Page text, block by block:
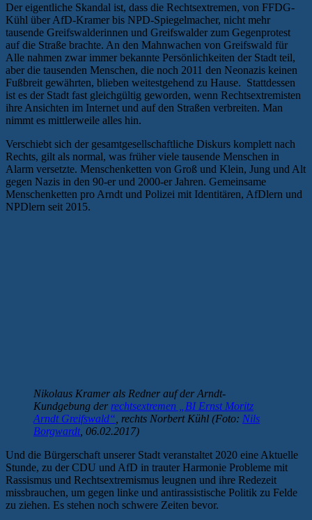
Der eigentliche Skandal ist, dass die Rechtsextremen, von FFDG-
Kühl über AfD-Kramer bis NPD-Spiegelmacher, nicht mehr
tausende Greifswalderinnen und Greifswalder zum Gegenprotest
auf die Straße brachte. An den Mahnwachen von Greifswald für
Alle nahmen zwar immer bekannte Persönlichkeiten der Stadt teil,
aber die tausenden Menschen, die noch 2011 den Neonazis keinen
Fußbreit gewährten, blieben weitestgehend zu Hause. Stattdessen
ist es der Stadt fast gleichgültig geworden, wenn Rechtsextremisten
ihre Ansichten im Internet und auf den Straßen verbreiten. Man
nimmt es mittlerweile alles hin.
Verschiebt sich der gesamtgesellschaftliche Diskurs komplett nach
Rechts, gilt als normal, was früher viele tausende Menschen in
Alarm versetzte. Menschenketten von Groß und Klein, Jung und Alt
gegen Nazis in den 90-er und 2000-er Jahren. Gemeinsame
Menschenketten pro Arndt und Polizei mit Identitären, AfDlern und
NPDlern seit 2015.
Nikolaus Kramer als Redner auf der Arndt-
Kundgebung der rechtsextremen „BI Ernst Moritz
Arndt Greifswald“, rechts Norbert Kühl (Foto: Nils
Borgwardt, 06.02.2017)
Und die Bürgerschaft unserer Stadt veranstaltet 2020 eine Aktuelle
Stunde, zu der CDU und AfD in trauter Harmonie Probleme mit
Rassismus und Rechtsextremismus leugnen und ihre Redezeit
missbrauchen, um gegen linke und antirassistische Politik zu Felde
zu ziehen. Es stehen noch schwere Zeiten bevor.